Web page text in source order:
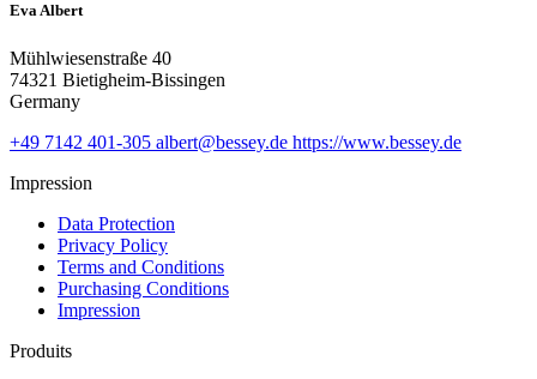
Eva Albert
Mühlwiesenstraße 40
74321 Bietigheim-Bissingen
Germany
+49 7142 401-305 albert@bessey.de https://www.bessey.de
Impression
Data Protection
Privacy Policy
Terms and Conditions
Purchasing Conditions
Impression
Produits